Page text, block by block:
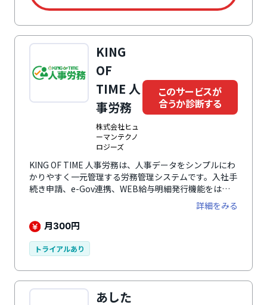
KING
OF
TIME 人
事労務
株式会社ヒュ
ーマンテクノ
ロジーズ
このサービスが
合うか診断する
KING OF TIME 人事労務は、人事データをシンプルにわ
かりやすく一元管理する労務管理システムです。入社手
続き申請、e-Gov連携、WEB給与明細発行機能をはじ
め、管理者の負担を大幅に軽減します。その他にもマイ
ナンバー対応や履歴管理、フィルタリング機能、通知設
定、権限管理など多彩な機能を備え、業務効率化とコス
OF TIME給与全て利用しても、ひとり300円とコストパ
詳細をみる
月300円
トライアルあり
あした